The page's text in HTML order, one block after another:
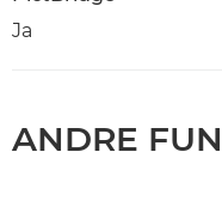
Ja
ANDRE